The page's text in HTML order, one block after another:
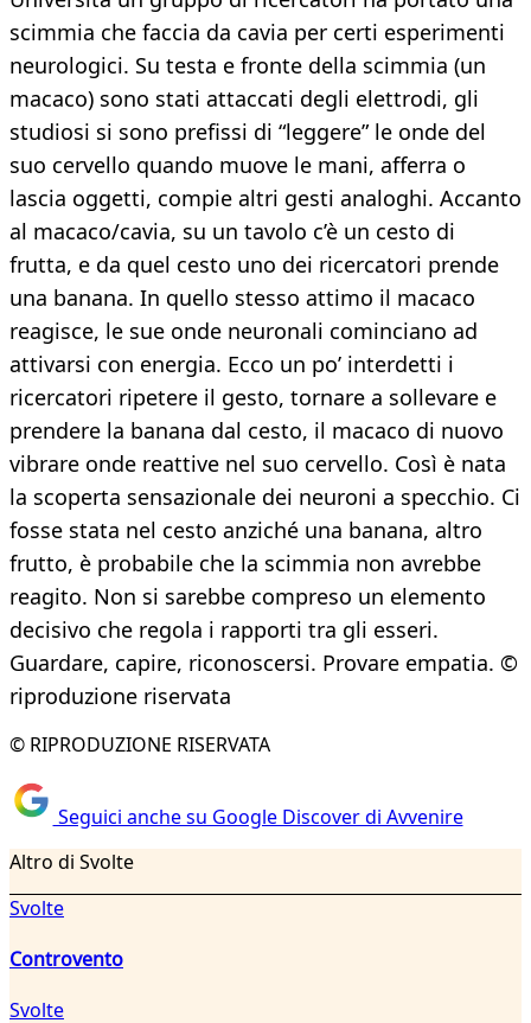
scimmia che faccia da cavia per certi esperimenti
neurologici. Su testa e fronte della scimmia (un
macaco) sono stati attaccati degli elettrodi, gli
studiosi si sono prefissi di “leggere” le onde del
suo cervello quando muove le mani, afferra o
lascia oggetti, compie altri gesti analoghi. Accanto
al macaco/cavia, su un tavolo c’è un cesto di
frutta, e da quel cesto uno dei ricercatori prende
una banana. In quello stesso attimo il macaco
reagisce, le sue onde neuronali cominciano ad
attivarsi con energia. Ecco un po’ interdetti i
ricercatori ripetere il gesto, tornare a sollevare e
prendere la banana dal cesto, il macaco di nuovo
vibrare onde reattive nel suo cervello. Così è nata
la scoperta sensazionale dei neuroni a specchio. Ci
fosse stata nel cesto anziché una banana, altro
frutto, è probabile che la scimmia non avrebbe
reagito. Non si sarebbe compreso un elemento
decisivo che regola i rapporti tra gli esseri.
Guardare, capire, riconoscersi. Provare empatia. ©
riproduzione riservata
© RIPRODUZIONE RISERVATA
Seguici anche su Google Discover di Avvenire
Altro di Svolte
Svolte
Controvento
Svolte